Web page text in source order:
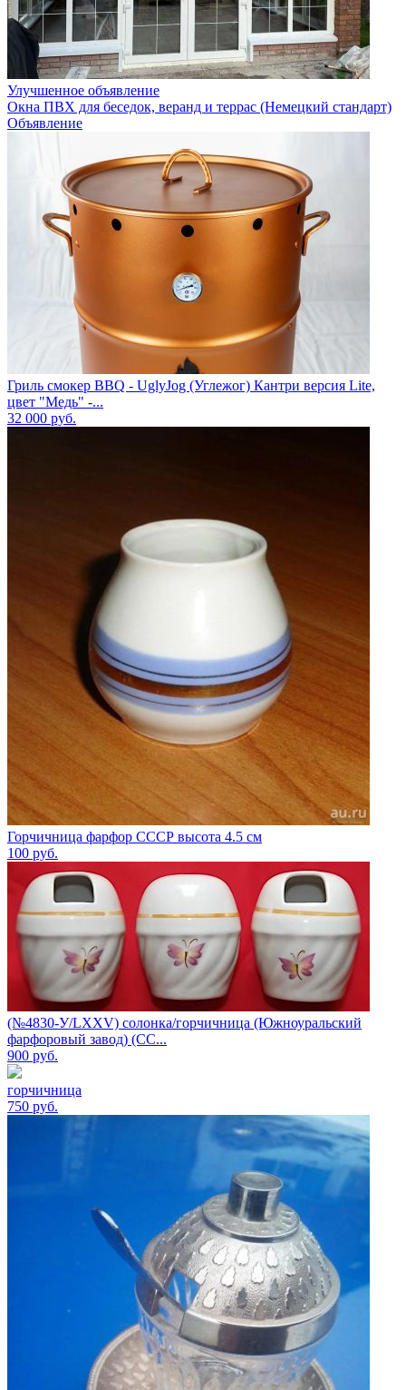
Улучшенное объявление
Окна ПВХ для беседок, веранд и террас (Немецкий стандарт)
Объявление
Гриль смокер BBQ - UglyJog (Углежог) Кантри версия Lite,
цвет "Медь" -...
32 000 руб.
Горчичница фарфор СССР высота 4.5 см
100 руб.
(№4830-У/LXXV) солонка/горчичница (Южноуральский
фарфоровый завод) (СС...
900 руб.
горчичница
750 руб.